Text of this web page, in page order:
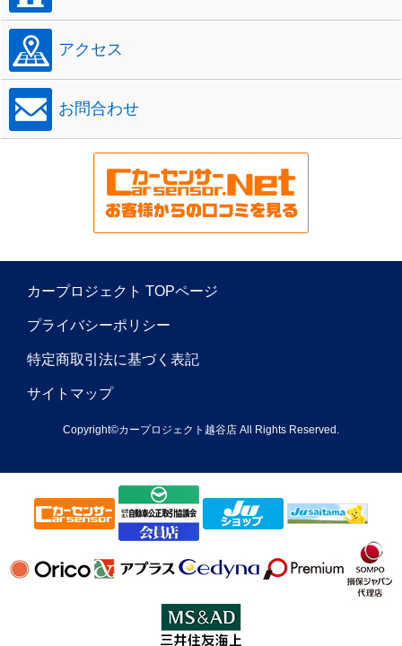
アクセス
お問合わせ
カープロジェクト TOPページ
プライバシーポリシー
特定商取引法に基づく表記
サイトマップ
Copyright©カープロジェクト越谷店 All Rights Reserved.